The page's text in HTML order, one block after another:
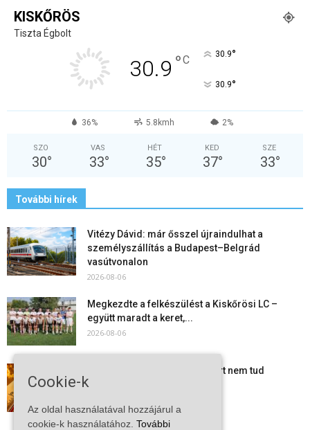
KISKŐRÖS
Tiszta Égbolt
30.9 °C 30.9°
30.9°
36% 5.8kmh 2%
SZO
30°
VAS
33°
HÉT
35°
KED
37°
SZE
33°
További hírek
Vitézy Dávid: már ősszel újraindulhat a
személyszállítás a Budapest–Belgrád
vasútvonalon
2026-08-06
Megkezdte a felkészülést a Kiskőrösi LC –
együtt maradt a keret,...
2026-08-06
Mi történik Európa felett? Ezért nem tud
szabadulni a kontinens a...
Cookie-k
Az oldal használatával hozzájárul a
cookie-k használatához. További